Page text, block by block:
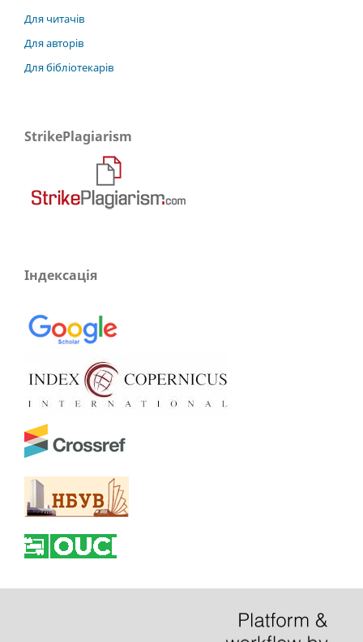
Для читачів
Для авторів
Для бібліотекарів
StrikePlagiarism
Індексація